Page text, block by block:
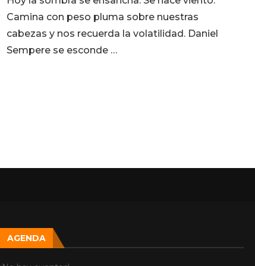
Camina con peso pluma sobre nuestras
cabezas y nos recuerda la volatilidad. Daniel
Sempere se esconde …
AGENDA